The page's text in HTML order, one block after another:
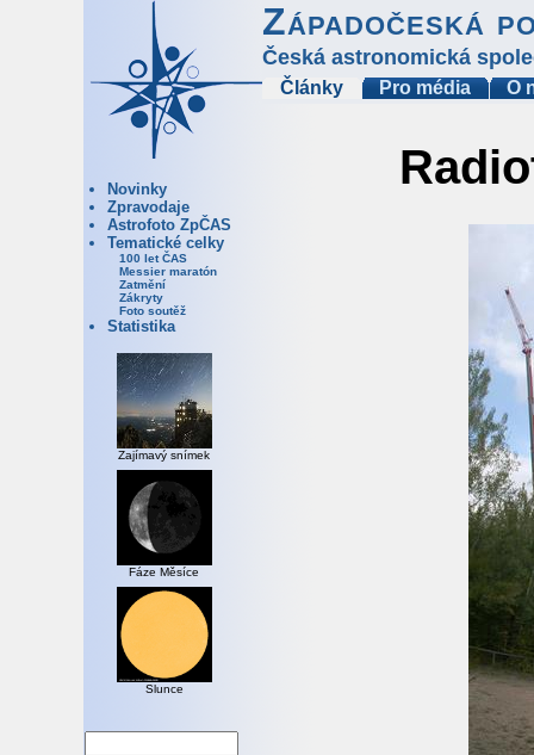
Západočeská
Česká astronomická
Články Pro média O
Novinky
Zpravodaje
Astrofoto ZpČAS
Tematické celky
100 let ČAS
Messier maratón
Zatmění
Zákryty
Foto soutěž
Statistika
Zajímavý snímek
Fáze Měsíce
Slunce